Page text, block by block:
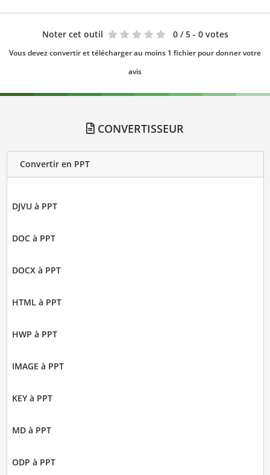
Noter cet outil 0 / 5 - 0 votes
Vous devez convertir et télécharger au moins 1 fichier pour donner votre
avis
CONVERTISSEUR
Convertir en PPT
DJVU à PPT
DOC à PPT
DOCX à PPT
HTML à PPT
HWP à PPT
IMAGE à PPT
KEY à PPT
MD à PPT
ODP à PPT